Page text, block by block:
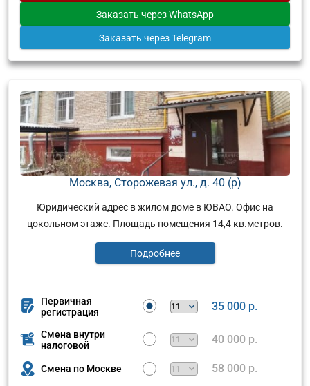
Заказать через WhatsApp
Заказать через Telegram
Москва, Сторожевая ул., д. 40 (р)
Юридический адрес в жилом доме в ЮВАО. Офис на
цокольном этаже. Площадь помещения 14,4 кв.метров.
Подробнее
Первичная
регистрация
35 000 р.
Смена внутри
налоговой
40 000 р.
Смена по Москве 58 000 р.